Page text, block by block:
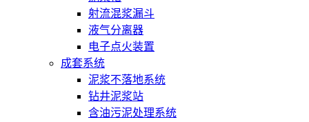
射流混浆漏斗
液气分离器
电子点火装置
成套系统
泥浆不落地系统
钻井泥浆站
含油污泥处理系统